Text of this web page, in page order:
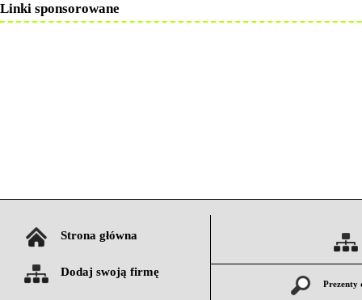
Linki sponsorowane
Strona główna
Dodaj swoją firmę
Prezenty